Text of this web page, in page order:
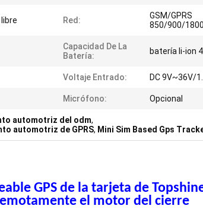
Red:
GSM/GPRS
850/900/
Capacidad De La
Batería:
batería li-ion
Voltaje Entrado: DC 9V~36V/
Micrófono: Opcional
automotriz del odm,
automotriz de GPRS, Mini Sim Based Gps
GPS de la tarjeta de
el motor del cierre